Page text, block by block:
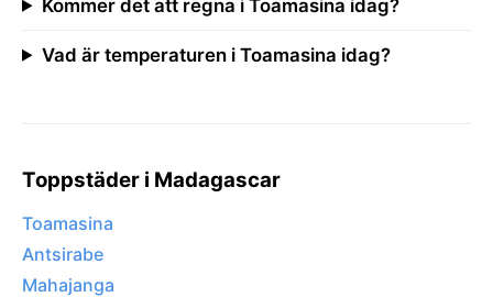
Kommer det att regna i Toamasina idag?
Vad är temperaturen i Toamasina idag?
Toppstäder i Madagascar
Toamasina
Antsirabe
Mahajanga